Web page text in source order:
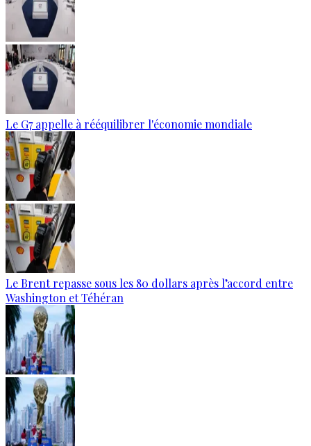
Le G7 appelle à rééquilibrer l'économie mondiale
Le Brent repasse sous les 80 dollars après l’accord entre
Washington et Téhéran